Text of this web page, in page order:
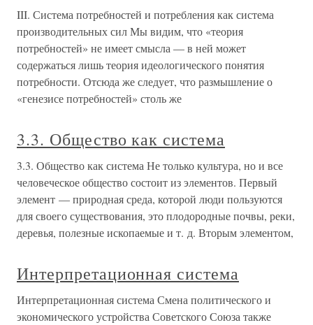
III. Система потребностей и потребления как система
производительных сил Мы видим, что «теория
потребностей» не имеет смысла — в ней может
содержаться лишь теория идеологического понятия
потребности. Отсюда же следует, что размышление о
«генезисе потребностей» столь же
3.3. Общество как система
3.3. Общество как система Не только культура, но и все
человеческое общество состоит из элементов. Первый
элемент — природная среда, которой люди пользуются
для своего существования, это плодородные почвы, реки,
деревья, полезные ископаемые и т. д. Вторым элементом,
Интерпретационная система
Интерпретационная система Смена политического и
экономического устройства Советского Союза также